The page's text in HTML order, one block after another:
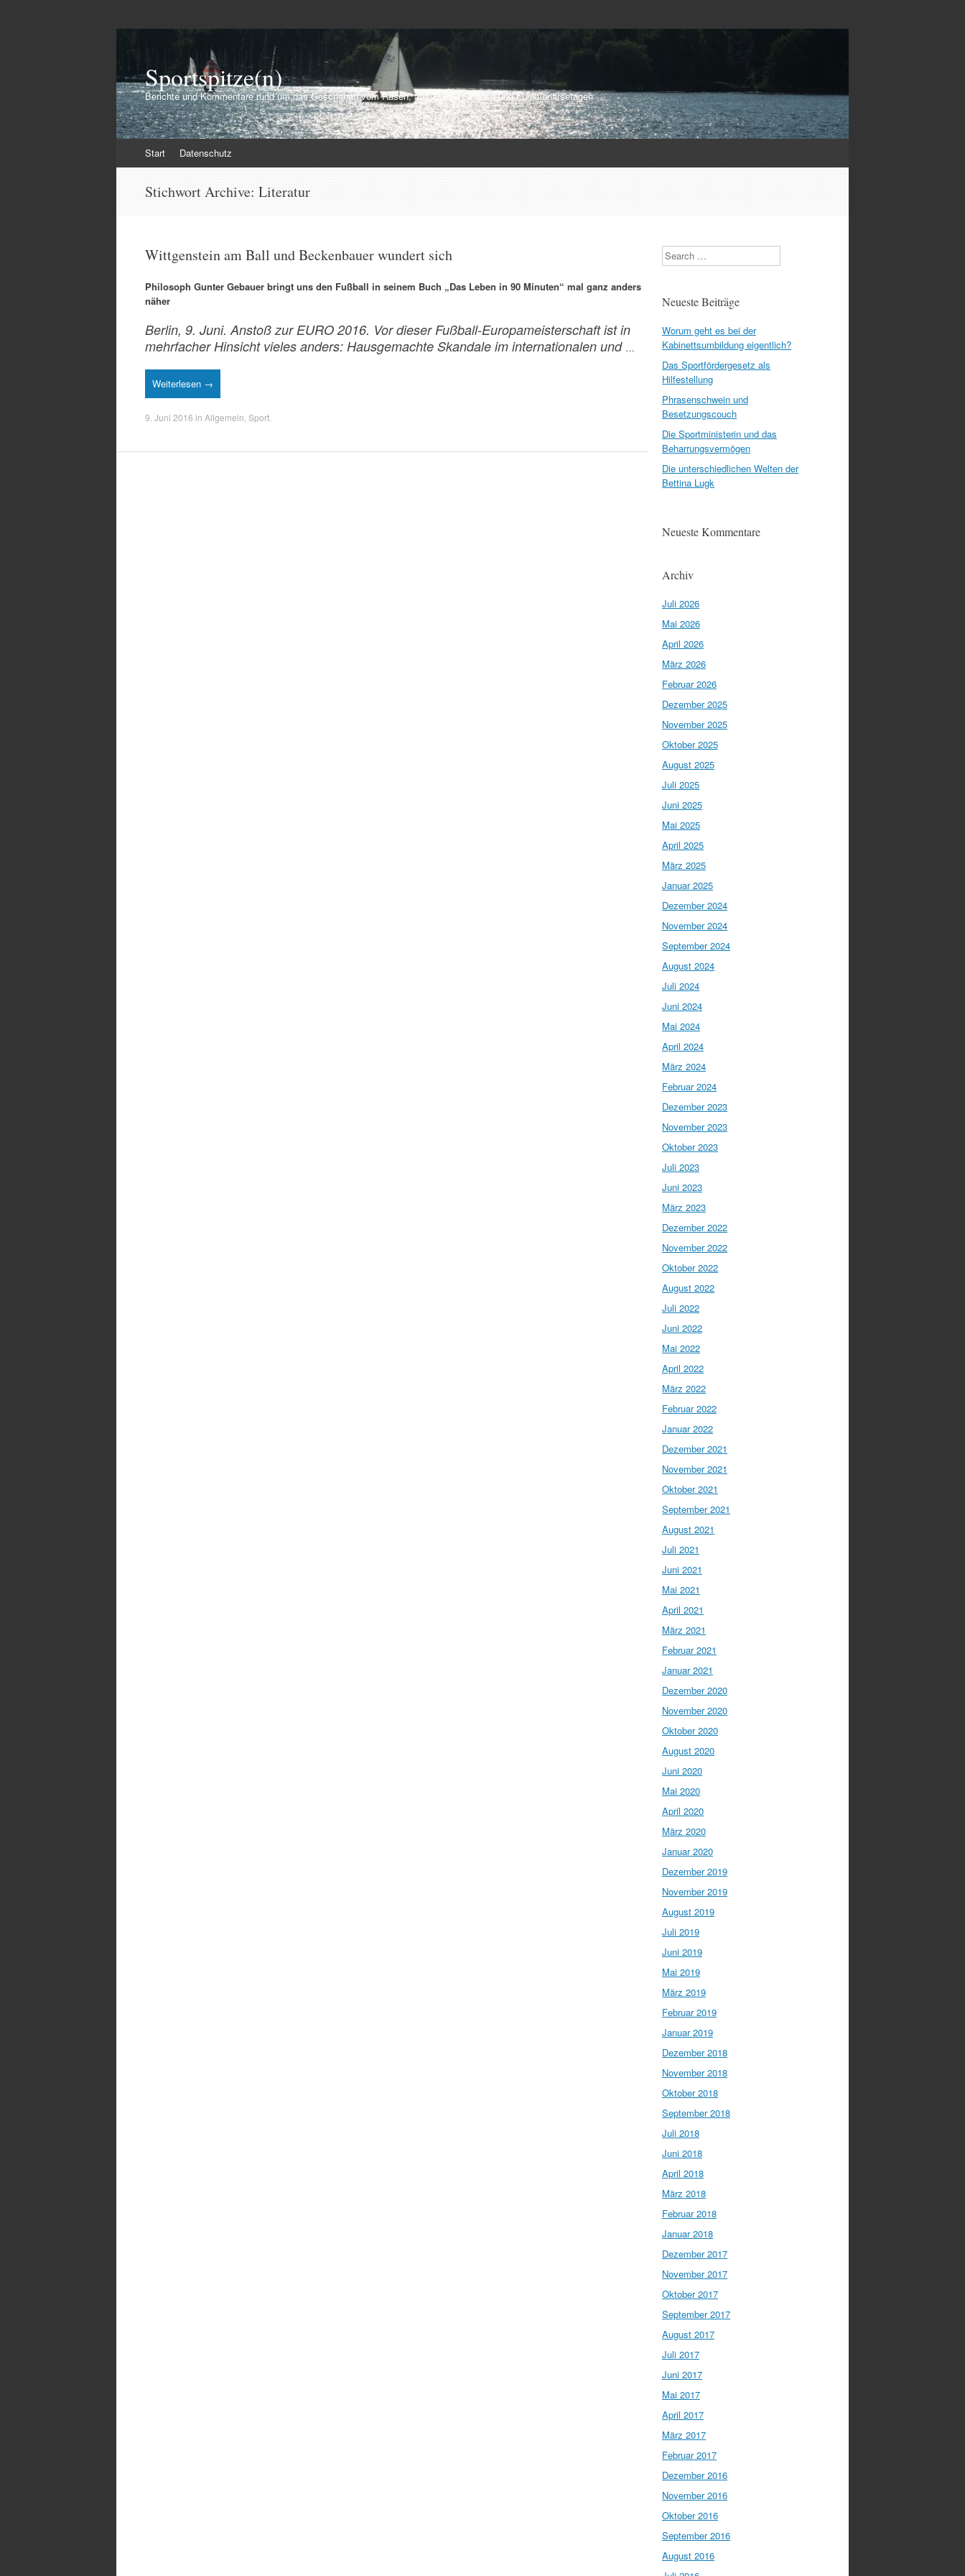
Sportspitze(n)
Berichte und Kommentare rund um das Geschehen vom Rasen, aus Stadien, Hallen und Funktionärsetagen
Inhalt
Start Datenschutz
Stichwort Archive: Literatur
Wittgenstein am Ball und Beckenbauer wundert sich
Philosoph Gunter Gebauer bringt uns den Fußball in seinem Buch „Das Leben in 90 Minuten“ mal ganz anders
näher
Berlin, 9. Juni. Anstoß zur EURO 2016. Vor dieser Fußball-Europameisterschaft ist in
mehrfacher Hinsicht vieles anders: Hausgemachte Skandale im internationalen und …
Weiterlesen →
9. Juni 2016 in Allgemein Sport
Search
Neueste Beiträge
Worum geht es bei der
Kabinettsumbildung eigentlich?
Das Sportfördergesetz als
Hilfestellung
Phrasenschwein und
Besetzungscouch
Die Sportministerin und das
Beharrungsvermögen
Die unterschiedlichen Welten der
Bettina Lugk
Neueste Kommentare
Archiv
Juli 2026
Mai 2026
April 2026
März 2026
Februar 2026
Dezember 2025
November 2025
Oktober 2025
August 2025
Juli 2025
Juni 2025
Mai 2025
April 2025
März 2025
Januar 2025
Dezember 2024
November 2024
September 2024
August 2024
Juli 2024
Juni 2024
Mai 2024
April 2024
März 2024
Februar 2024
Dezember 2023
November 2023
Oktober 2023
Juli 2023
Juni 2023
März 2023
Dezember 2022
November 2022
Oktober 2022
August 2022
Juli 2022
Juni 2022
Mai 2022
April 2022
März 2022
Februar 2022
Januar 2022
Dezember 2021
November 2021
Oktober 2021
September 2021
August 2021
Juli 2021
Juni 2021
Mai 2021
April 2021
März 2021
Februar 2021
Januar 2021
Dezember 2020
November 2020
Oktober 2020
August 2020
Juni 2020
Mai 2020
April 2020
März 2020
Januar 2020
Dezember 2019
November 2019
August 2019
Juli 2019
Juni 2019
Mai 2019
März 2019
Februar 2019
Januar 2019
Dezember 2018
November 2018
Oktober 2018
September 2018
Juli 2018
Juni 2018
April 2018
März 2018
Februar 2018
Januar 2018
Dezember 2017
November 2017
Oktober 2017
September 2017
August 2017
Juli 2017
Juni 2017
Mai 2017
April 2017
März 2017
Februar 2017
Dezember 2016
November 2016
Oktober 2016
September 2016
August 2016